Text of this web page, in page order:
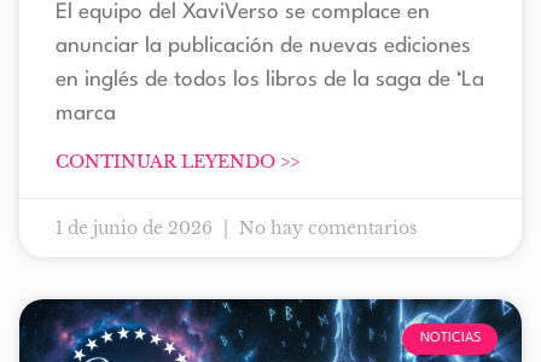
El equipo del XaviVerso se complace en
anunciar la publicación de nuevas ediciones
en inglés de todos los libros de la saga de ‘La
marca
CONTINUAR LEYENDO >>
1 de junio de 2026 No hay comentarios
NOTICIAS